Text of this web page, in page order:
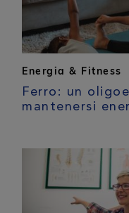
Energia & Fitness
Ferro: un
mantenersi